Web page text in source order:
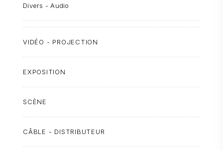
Divers - Audio
VIDÉO - PROJECTION
EXPOSITION
SCÈNE
CÂBLE - DISTRIBUTEUR